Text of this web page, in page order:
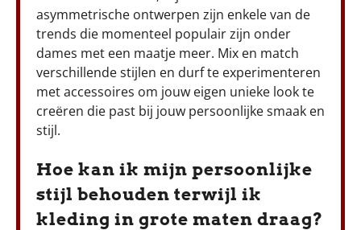
asymmetrische ontwerpen zijn enkele van de
trends die momenteel populair zijn onder
dames met een maatje meer. Mix en match
verschillende stijlen en durf te experimenteren
met accessoires om jouw eigen unieke look te
creëren die past bij jouw persoonlijke smaak en
stijl.
Hoe kan ik mijn persoonlijke
stijl behouden terwijl ik
kleding in grote maten draag?